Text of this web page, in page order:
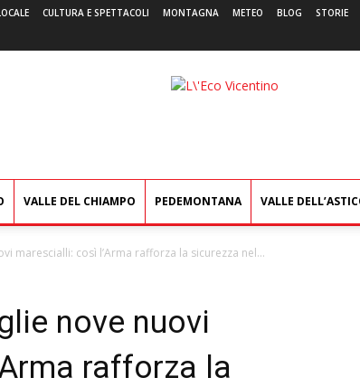
CULTURA E SPETTACOLI MONTAGNA METEO BLOG STORIE
L'Eco
VALLE DEL CHIAMPO PEDEMONTANA VALLE
marescialli: così l’Arma rafforza la sicurezza nel...
nove nuovi
rafforza la